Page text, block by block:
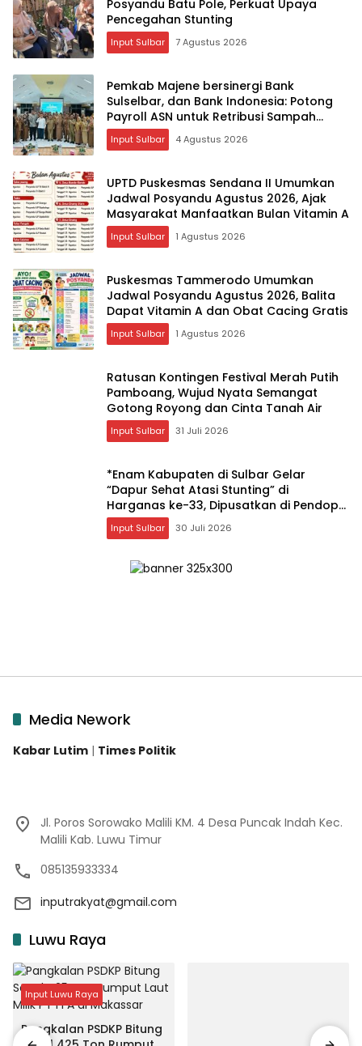
Posyandu Batu Pole, Perkuat Upaya
Pencegahan Stunting
Input Sulbar 7 Agustus 2026
Pemkab Majene bersinergi Bank
Sulselbar, dan Bank Indonesia: Potong
Payroll ASN untuk Retribusi Sampah
Melalui Sistem Digital
Input Sulbar 4 Agustus 2026
UPTD Puskesmas Sendana II Umumkan
Jadwal Posyandu Agustus 2026, Ajak
Masyarakat Manfaatkan Bulan Vitamin A
Input Sulbar 1 Agustus 2026
Puskesmas Tammerodo Umumkan
Jadwal Posyandu Agustus 2026, Balita
Dapat Vitamin A dan Obat Cacing Gratis
Input Sulbar 1 Agustus 2026
Ratusan Kontingen Festival Merah Putih
Pamboang, Wujud Nyata Semangat
Gotong Royong dan Cinta Tanah Air
Input Sulbar 31 Juli 2026
*Enam Kabupaten di Sulbar Gelar
“Dapur Sehat Atasi Stunting” di
Harganas ke-33, Dipusatkan di Pendopo
Rujab Bupati Majene*
Input Sulbar 30 Juli 2026
Media Nework
Kabar Lutim | Times Politik
Jl. Poros Sorowako Malili KM. 4 Desa Puncak Indah Kec.
Malili Kab. Luwu Timur
085135933334
inputrakyat@gmail.com
Luwu Raya
Input Luwu Raya
Pangkalan PSDKP Bitung